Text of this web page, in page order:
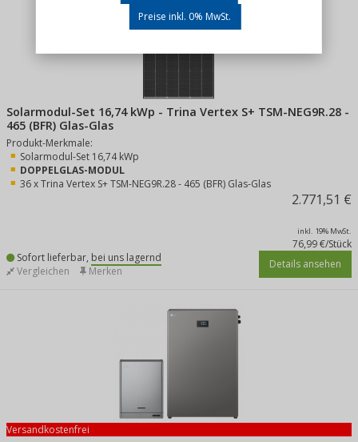
Solarmodul-Set 16,74 kWp - Trina Vertex S+ TSM-NEG9R.28 -
465 (BFR) Glas-Glas
Produkt-Merkmale:
Solarmodul-Set 16,74 kWp
DOPPELGLAS-MODUL
36 x Trina Vertex S+ TSM-NEG9R.28 - 465 (BFR) Glas-Glas
2.771,51 €
inkl. 19% MwSt.
76,99 €/Stück
Sofort lieferbar, bei uns lagernd Details ansehen
Vergleichen Merken
Versandkostenfrei
Preise inkl. 0% MwSt.